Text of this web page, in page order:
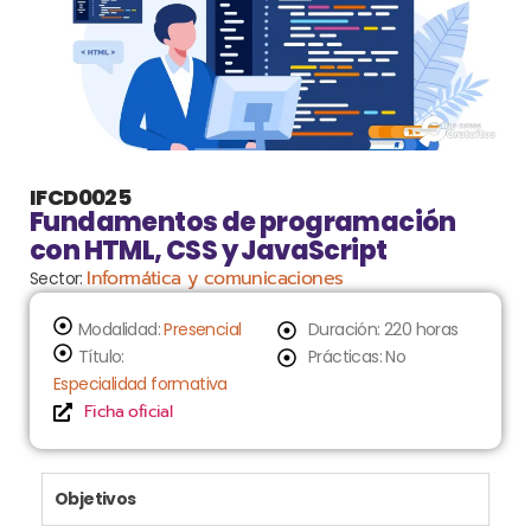
IFCD0025
Fundamentos de programación
con HTML, CSS y JavaScript
Sector: Informática y comunicaciones
Modalidad:Presencial
Título:
Especialidad formativa
Ficha oficial
Duración: 220 horas
Prácticas: No
Objetivos